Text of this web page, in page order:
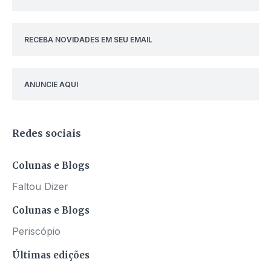
RECEBA NOVIDADES EM SEU EMAIL
ANUNCIE AQUI
Redes sociais
Colunas e Blogs
Faltou Dizer
Colunas e Blogs
Periscópio
Últimas edições